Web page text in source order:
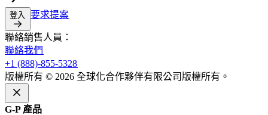
登入​​ 要求提案​​
聯絡銷售人員：​​
聯絡我們​​
+1 (888)-855-5328​​
版權所有 © 2026 全球化合作夥伴有限公司版權所有。​​
G-P 產品​​